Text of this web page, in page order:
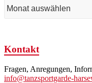
Kontakt
Fragen, Anregungen,
info@tanzsportgarde-